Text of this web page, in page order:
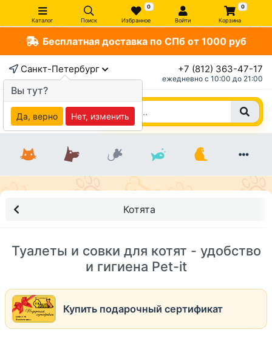
Каталог Поиск
0
Избранное Войти
0
Корзина
Бесплатная доставка по СПб от 1000 руб
Санкт-Петербург +7 (812) 363-47-17
ежедневно c 10:00 до 21:00
Котята
Туалеты и совки для котят - удобство
и гигиена Pet-it
Купить подарочный сертификат
Вы тут?
Да, верно Нет, изменить